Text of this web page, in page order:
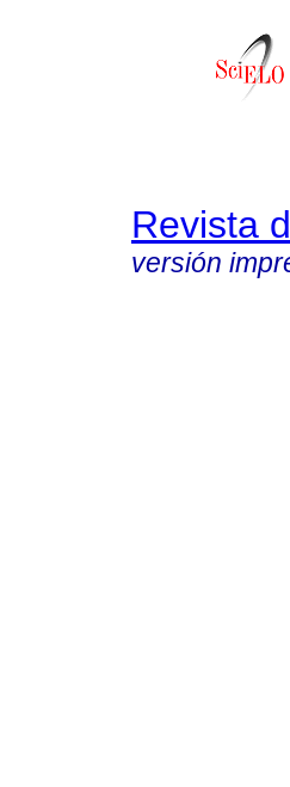
Revista
versión